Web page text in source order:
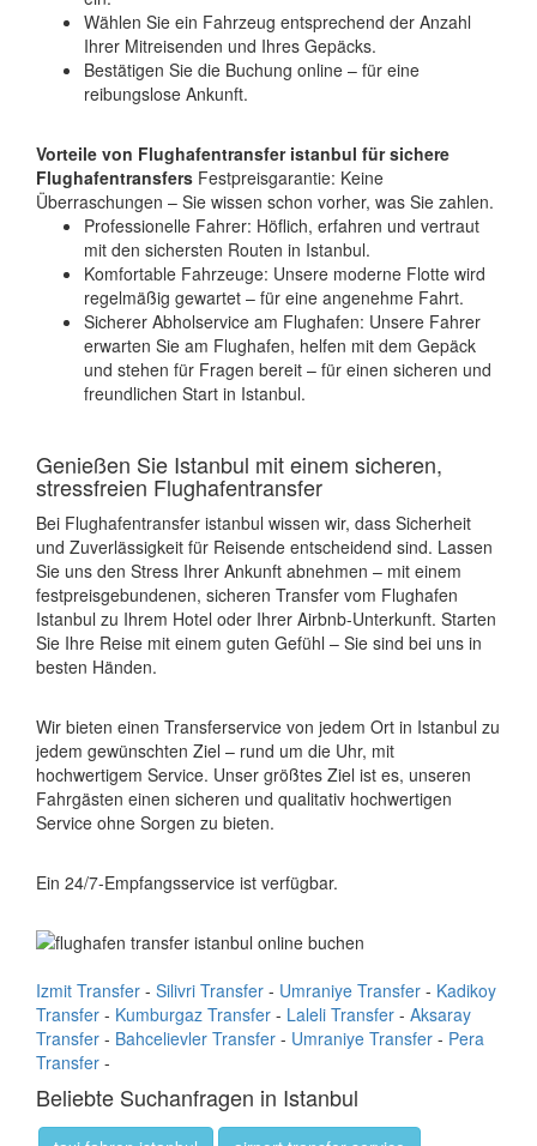
Wählen Sie ein Fahrzeug entsprechend der Anzahl
Ihrer Mitreisenden und Ihres Gepäcks.
Bestätigen Sie die Buchung online – für eine
reibungslose Ankunft.
Vorteile von Flughafentransfer istanbul für sichere
Flughafentransfers Festpreisgarantie: Keine
Überraschungen – Sie wissen schon vorher, was Sie zahlen.
Professionelle Fahrer: Höflich, erfahren und vertraut
mit den sichersten Routen in Istanbul.
Komfortable Fahrzeuge: Unsere moderne Flotte wird
regelmäßig gewartet – für eine angenehme Fahrt.
Sicherer Abholservice am Flughafen: Unsere Fahrer
erwarten Sie am Flughafen, helfen mit dem Gepäck
und stehen für Fragen bereit – für einen sicheren und
freundlichen Start in Istanbul.
Genießen Sie Istanbul mit einem sicheren,
stressfreien Flughafentransfer
Bei Flughafentransfer istanbul wissen wir, dass Sicherheit
und Zuverlässigkeit für Reisende entscheidend sind. Lassen
Sie uns den Stress Ihrer Ankunft abnehmen – mit einem
festpreisgebundenen, sicheren Transfer vom Flughafen
Istanbul zu Ihrem Hotel oder Ihrer Airbnb-Unterkunft. Starten
Sie Ihre Reise mit einem guten Gefühl – Sie sind bei uns in
besten Händen.
Wir bieten einen Transferservice von jedem Ort in Istanbul zu
jedem gewünschten Ziel – rund um die Uhr, mit
hochwertigem Service. Unser größtes Ziel ist es, unseren
Fahrgästen einen sicheren und qualitativ hochwertigen
Service ohne Sorgen zu bieten.
Ein 24/7-Empfangsservice ist verfügbar.
Izmit Transfer - Silivri Transfer - Umraniye Transfer - Kadikoy
Transfer - Kumburgaz Transfer - Laleli Transfer - Aksaray
Transfer - Bahcelievler Transfer - Umraniye Transfer - Pera
Transfer -
Beliebte Suchanfragen in Istanbul